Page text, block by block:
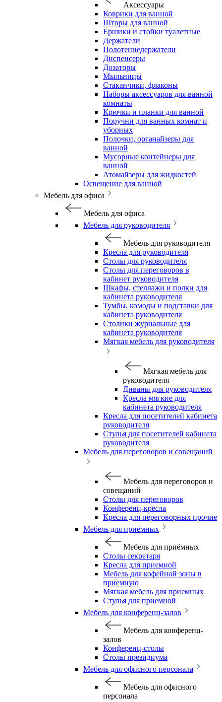
Аксессуары
Коврики для ванной
Шторы для ванной
Ёршики и стойки туалетные
Держатели
Полотенцедержатели
Диспенсеры
Дозаторы
Мыльницы
Стаканчики, флаконы
Наборы аксессуаров для ванной
комнаты
Крючки и планки для ванной
Поручни для ванных комнат и
уборных
Полочки, органайзеры для
ванной
Мусорные контейнеры для
ванной
Атомайзеры для жидкостей
Освещение для ванной
Мебель для офиса
Мебель для офиса
Мебель для руководителя
Мебель для руководителя
Кресла для руководителя
Столы для руководителя
Столы для переговоров в
кабинет руководителя
Шкафы, стеллажи и полки для
кабинета руководителя
Тумбы, комоды и подставки для
кабинета руководителя
Столики журнальные для
кабинета руководителя
Мягкая мебель для руководителя
Мягкая мебель для
руководителя
Диваны для руководителя
Кресла мягкие для
кабинета руководителя
Кресла для посетителей кабинета
руководителя
Стулья для посетителей кабинета
руководителя
Мебель для переговоров и совещаний
Мебель для переговоров и
совещаний
Столы для переговоров
Конференц-кресла
Кресла для переговорных прочие
Мебель для приёмных
Мебель для приёмных
Столы секретаря
Кресла для приемной
Мебель для кофейной зоны в
приемную
Мягкая мебель для приемных
Стулья для приемной
Мебель для конференц-залов
Мебель для конференц-
залов
Конференц-столы
Столы президиума
Мебель для офисного персонала
Мебель для офисного
персонала